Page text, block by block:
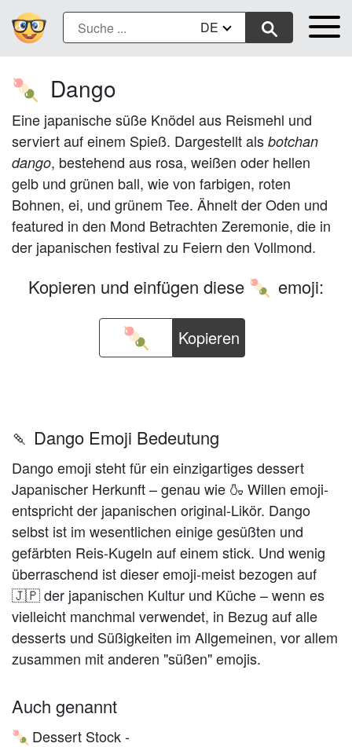
DE
🍡 Dango
Eine japanische süße Knödel aus Reismehl und
serviert auf einem Spieß. Dargestellt als botchan
dango, bestehend aus rosa, weißen oder hellen
gelb und grünen ball, wie von farbigen, roten
Bohnen, ei, und grünem Tee. Ähnelt der Oden und
featured in den Mond Betrachten Zeremonie, die in
der japanischen festival zu Feiern den Vollmond.
Kopieren und einfügen diese 🍡 emoji:
Kopieren
🍡 Dango Emoji Bedeutung
Dango emoji steht für ein einzigartiges dessert
Japanischer Herkunft – genau wie 🍶 Willen emoji-
entspricht der japanischen original-Likör. Dango
selbst ist im wesentlichen einige gesüßten und
gefärbten Reis-Kugeln auf einem stick. Und wenig
überraschend ist dieser emoji-meist bezogen auf
🇯🇵 der japanischen Kultur und Küche – wenn es
vielleicht manchmal verwendet, in Bezug auf alle
desserts und Süßigkeiten im Allgemeinen, vor allem
zusammen mit anderen "süßen" emojis.
Auch genannt
🍡 Dessert Stock -